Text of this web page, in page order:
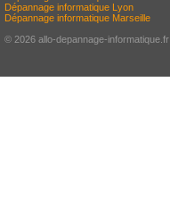
Dépannage informatique Lyon
Dépannage informatique Marseille
© 2026 allo-depannage-informatique.fr